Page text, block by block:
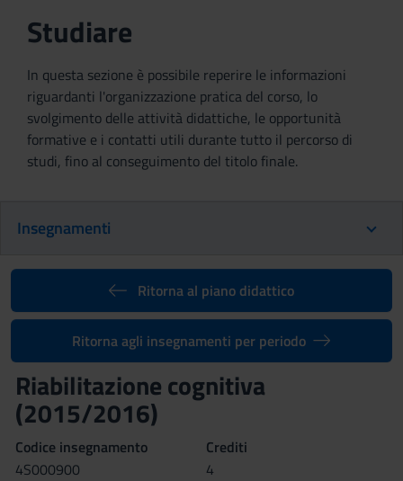
Studiare
In questa sezione è possibile reperire le informazioni
riguardanti l'organizzazione pratica del corso, lo
svolgimento delle attività didattiche, le opportunità
formative e i contatti utili durante tutto il percorso di
studi, fino al conseguimento del titolo finale.
Insegnamenti
Ritorna al piano didattico
Ritorna agli insegnamenti per periodo
Riabilitazione cognitiva
(2015/2016)
Codice insegnamento
4S000900
Crediti
4